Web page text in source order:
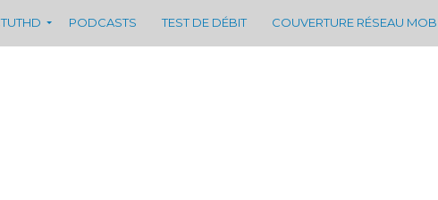
PODCASTS TEST DE DÉBIT COUVERTURE RÉSEAU